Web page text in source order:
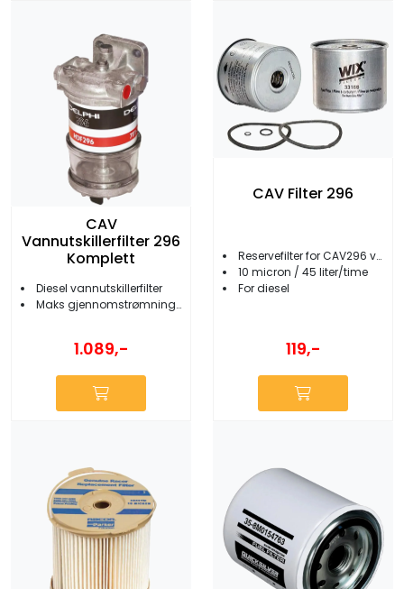
CAV
Vannutskillerfilter 296
Komplett
Diesel vannutskillerfilter
Maks gjennomstrømning 45 l/t
1.089,-
CAV Filter 296
Reservefilter for CAV296 vannutskiller
10 micron / 45 liter/time
For diesel
119,-